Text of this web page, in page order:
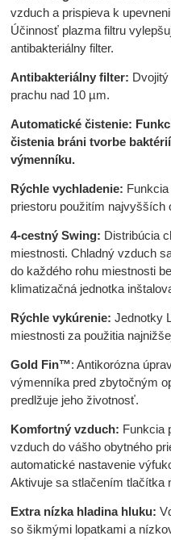
vzduch a prispieva k
Účinnosť plazma filtru
antibakteriálny filter.
Antibakteriálny filter:
prachu nad 10 µm.
Automatické čistenie:
čistenia bráni tvorbe
výmenníku.
Rýchle vychladenie:
priestoru použitím najvyšších
4-cestný Swing: Distribúcia
miestnosti. Chladný vzduch
do každého rohu miestnosti
klimatizačná jednotka
Rýchle vykúrenie: Jednotky
miestnosti za použitia
Gold Fin™: Antikorózna
výmenníka pred zbytočným
predlžuje jeho životnosť.
Komfortný vzduch: Funkcia
vzduch do vášho obytného
automatické nastavenie
Aktivuje sa stlačením tlačítka
Extra nízka hladina hluku:
so šikmými lopatkami a